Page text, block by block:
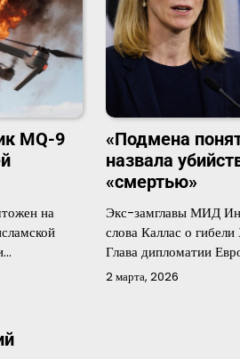
MQ-9
на
«Подмена
назвала
«смертью»
Экс-замглавы МИД
слова Каллас о
Глава дипломатии
2 марта, 2026